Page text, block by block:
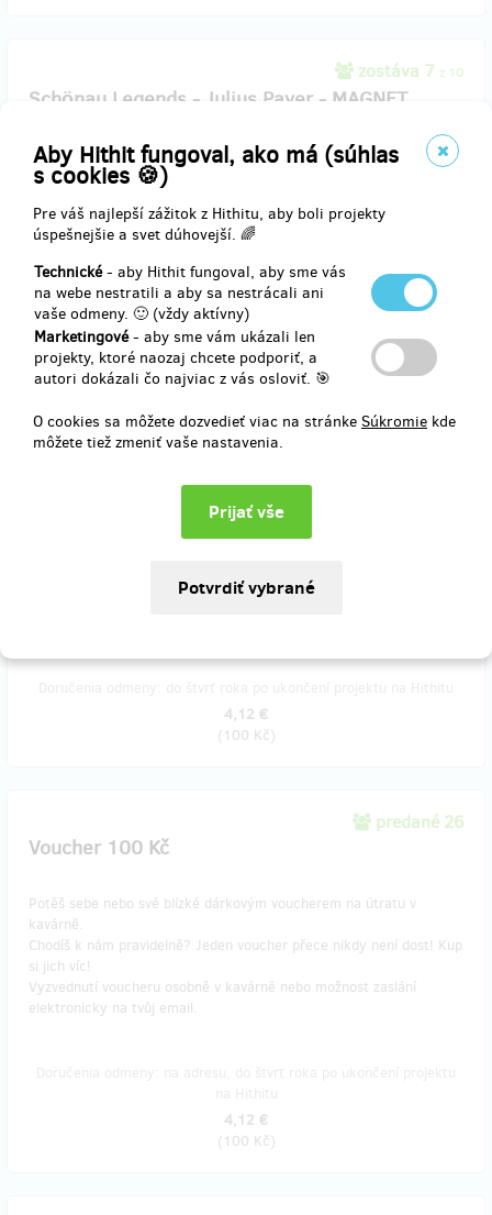
Aby Hithit fungoval, ako má (súhlas
s cookies 🍪)
Pre váš najlepší zážitok z Hithitu, aby boli projekty
úspešnejšie a svet dúhovejší. 🌈
Technické- aby Hithit fungoval, aby sme vás
na webe nestratili a aby sa nestrácali ani
vaše odmeny. 🙂 (vždy aktívny)
Marketingové- aby sme vám ukázali len
projekty, ktoré naozaj chcete podporiť, a
autori dokázali čo najviac z vás osloviť. 🎯
O cookies sa môžete dozvedieť viac na stránke Súkromie kde
môžete tiež zmeniť vaše nastavenia.
zostáva 7 z 10
Schönau Legends - Julius Payer - MAGNET
Limited Edition – Schönau Legends
Julius Payer na magnetu 37 mm - 1 kus.
variant (koukni na fotky u popisu projektu).
Doručenia odmeny: do štvrť roka po ukončení projektu na Hithitu
3,67 €
( 89 Kč
Dva šálky naší kávy dle vlastního výběru.
Čerpání odměny osobně v kavárně.
Pokud nás chceš podpořit částkou, kterou v nabízených odměnách
nenajdeš, cena jakékoliv odměny se dá v dalším kroku navýšit.
4,12 €
(100 Kč)
predané 26
Voucher 100 Kč
Potěš sebe nebo své blízké dárkovým voucherem na útratu v
kavárně.
Chodíš k nám pravidelně? Jeden voucher přece nikdy není dost! Kup
si jich víc!
Vyzvednutí voucheru osobně v kavárně nebo možnost zaslání
elektronicky na tvůj email.
4,12 €
(100 Kč)